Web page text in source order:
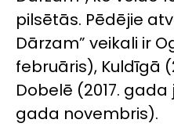
pilsētās. Pēdējie
Dārzam” veikali ir
februāris), Kuldīgā
Dobelē (2017. gada
gada novembris).